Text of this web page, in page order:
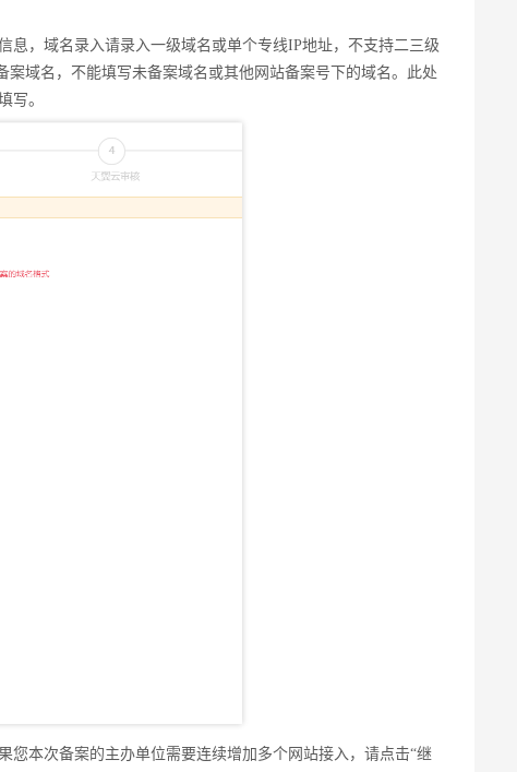
域名，不能填写未备案域名或其他网站备案号下的域名。此处
写。
本次备案的主办单位需要连续增加多个网站接入，请点击“继
，域名录入请录入一级域名或单个专线IP地址，不支持二三级
域名，不能填写未备案域名或其他网站备案号下的域名。此处
写。
本次备案的主办单位需要连续增加多个网站接入，请点击“继